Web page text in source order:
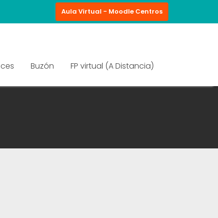
Aula Virtual - Moodle Centros
Buzón FP virtual (A Distancia)